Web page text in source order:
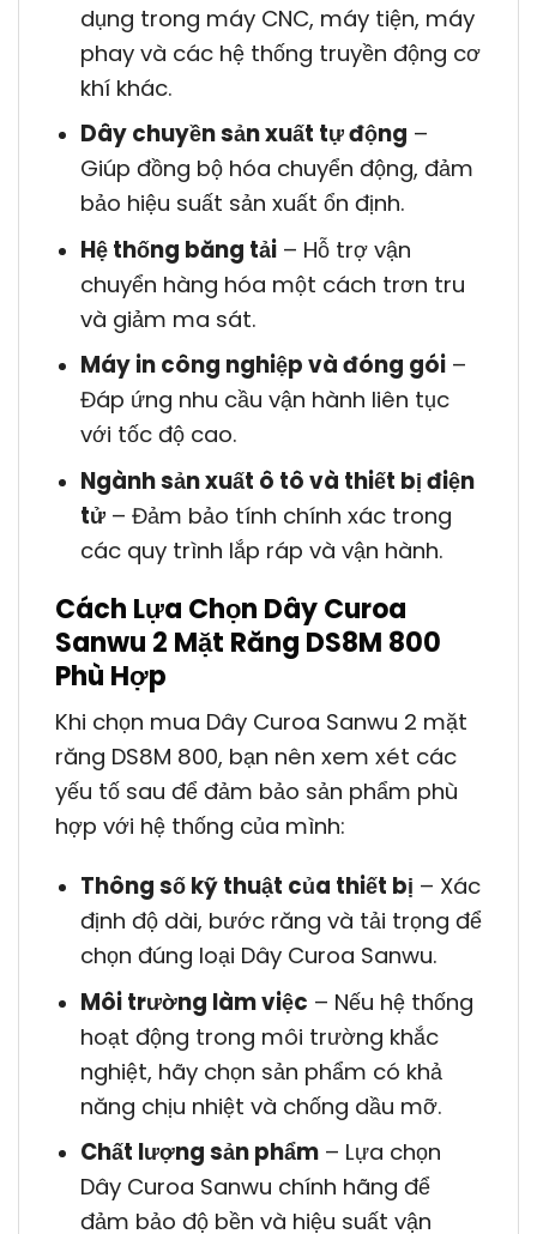
dụng trong máy CNC, máy tiện, máy
phay và các hệ thống truyền động cơ
khí khác.
Dây chuyền sản xuất tự động –
Giúp đồng bộ hóa chuyển động, đảm
bảo hiệu suất sản xuất ổn định.
Hệ thống băng tải– Hỗ trợ vận
chuyển hàng hóa một cách trơn tru
và giảm ma sát.
Máy in công nghiệp và đóng gói–
Đáp ứng nhu cầu vận hành liên tục
với tốc độ cao.
Ngành sản xuất ô tô và thiết bị điện
tử– Đảm bảo tính chính xác trong
các quy trình lắp ráp và vận hành.
Cách Lựa Chọn Dây Curoa
Sanwu 2 Mặt Răng DS8M 800
Phù Hợp
Khi chọn mua Dây Curoa Sanwu 2 mặt
răng DS8M 800, bạn nên xem xét các
yếu tố sau để đảm bảo sản phẩm phù
hợp với hệ thống của mình:
Thông số kỹ thuật của thiết bị – Xác
định độ dài, bước răng và tải trọng để
chọn đúng loại Dây Curoa Sanwu.
Môi trường làm việc – Nếu hệ thống
hoạt động trong môi trường khắc
nghiệt, hãy chọn sản phẩm có khả
năng chịu nhiệt và chống dầu mỡ.
Chất lượng sản phẩm– Lựa chọn
Dây Curoa Sanwu chính hãng để
đảm bảo độ bền và hiệu suất vận